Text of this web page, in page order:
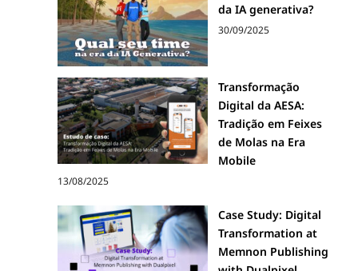
da IA generativa?
30/09/2025
Transformação
Digital da AESA:
Tradição em Feixes
de Molas na Era
Mobile
13/08/2025
Case Study: Digital
Transformation at
Memnon Publishing